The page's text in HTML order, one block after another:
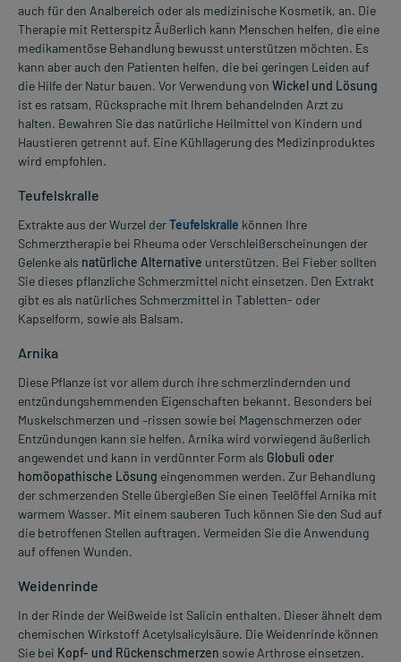
auch für den Analbereich oder als medizinische Kosmetik, an. Die
Therapie mit Retterspitz Äußerlich kann Menschen helfen, die eine
medikamentöse Behandlung bewusst unterstützen möchten. Es
kann aber auch den Patienten helfen, die bei geringen Leiden auf
die Hilfe der Natur bauen. Vor Verwendung von Wickel und Lösung
ist es ratsam, Rücksprache mit Ihrem behandelnden Arzt zu
halten. Bewahren Sie das natürliche Heilmittel von Kindern und
Haustieren getrennt auf. Eine Kühllagerung des Medizinproduktes
wird empfohlen.
Teufelskralle
Extrakte aus der Wurzel derTeufelskralle können Ihre
Schmerztherapie bei Rheuma oder Verschleißerscheinungen der
Gelenke als natürliche Alternative unterstützen. Bei Fieber sollten
Sie dieses pflanzliche Schmerzmittel nicht einsetzen. Den Extrakt
gibt es als natürliches Schmerzmittel in Tabletten- oder
Kapselform, sowie als Balsam.
Arnika
Diese Pflanze ist vor allem durch ihre schmerzlindernden und
entzündungshemmenden Eigenschaften bekannt. Besonders bei
Muskelschmerzen und –rissen sowie bei Magenschmerzen oder
Entzündungen kann sie helfen. Arnika wird vorwiegend äußerlich
angewendet und kann in verdünnter Form als Globuli oder
homöopathische Lösung eingenommen werden. Zur Behandlung
der schmerzenden Stelle übergießen Sie einen Teelöffel Arnika mit
warmem Wasser. Mit einem sauberen Tuch können Sie den Sud auf
die betroffenen Stellen auftragen. Vermeiden Sie die Anwendung
auf offenen Wunden.
Weidenrinde
In der Rinde der Weißweide ist Salicin enthalten. Dieser ähnelt dem
chemischen Wirkstoff Acetylsalicylsäure. Die Weidenrinde können
Sie bei Kopf- und Rückenschmerzen sowie Arthrose einsetzen.